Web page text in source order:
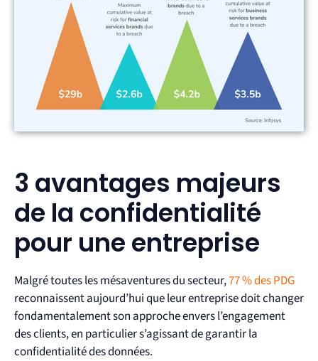
3 avantages majeurs
de la confidentialité
pour une entreprise
Malgré toutes les mésaventures du secteur,77 % des PDG
reconnaissent aujourd’hui que leur entreprise doit changer
fondamentalement son approche envers l’engagement
des clients, en particulier s’agissant de garantir la
confidentialité des données.